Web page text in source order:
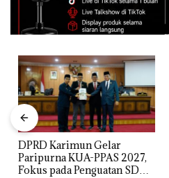
DPRD Karimun Gelar
Paripurna KUA-PPAS 2027,
Fokus pada Penguatan SDM,